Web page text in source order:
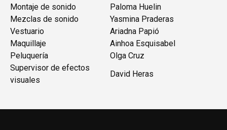
Montaje de sonido
Paloma Huelin
Mezclas de sonido
Yasmina Praderas
Vestuario
Ariadna Papió
Maquillaje
Ainhoa Esquisabel
Peluquería
Olga Cruz
Supervisor de efectos
visuales
David Heras